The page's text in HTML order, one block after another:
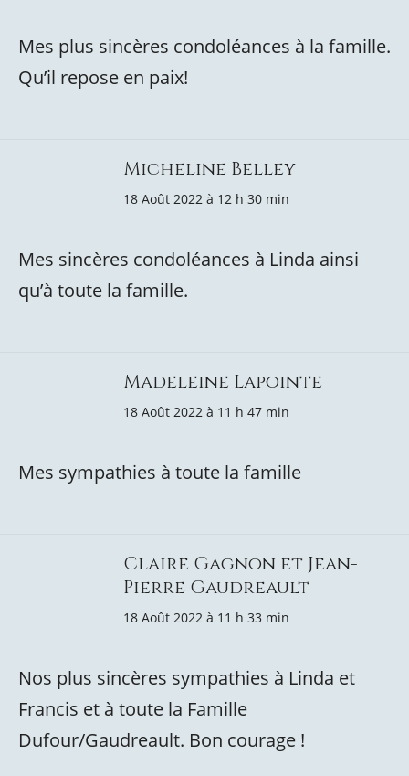
Mes plus sincères condoléances à la famille.
Qu’il repose en paix!
Micheline Belley
18 Août 2022 à 12 h 30 min
Mes sincères condoléances à Linda ainsi
qu’à toute la famille.
Madeleine Lapointe
18 Août 2022 à 11 h 47 min
Mes sympathies à toute la famille
Claire Gagnon et Jean-
Pierre Gaudreault
18 Août 2022 à 11 h 33 min
Nos plus sincères sympathies à Linda et
Francis et à toute la Famille
Dufour/Gaudreault. Bon courage !